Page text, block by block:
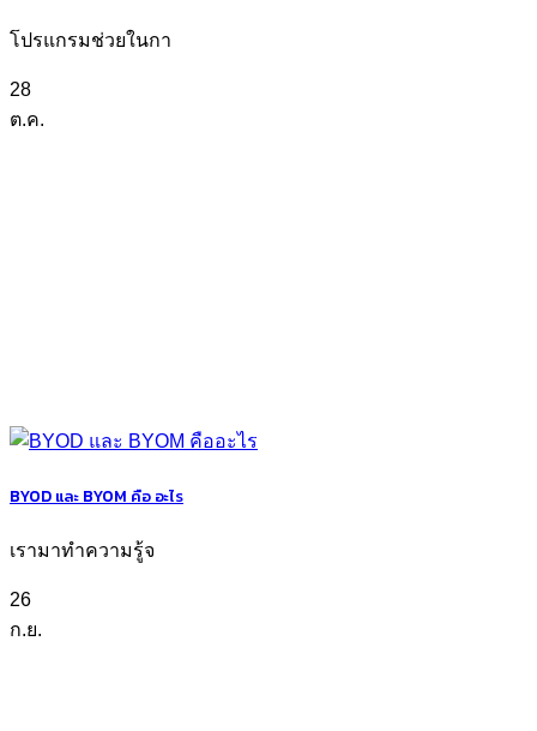
โปรแกรมช่วยในกา
28
ต.ค.
BYOD และ BYOM คือ อะไร
เรามาทำความรู้จ
26
ก.ย.